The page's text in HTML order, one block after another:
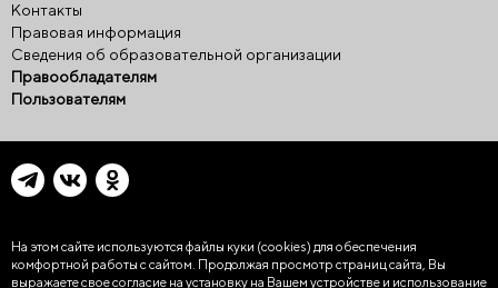
Контакты
Правовая информация
Сведения об образовательной организации
Правообладателям
Пользователям
На этом сайте используются файлы куки (cookies) для обеспечения
комфортной работы с сайтом. Продолжая просмотр страниц сайта, Вы
выражаете свое согласие на установку на Вашем устройстве и использование